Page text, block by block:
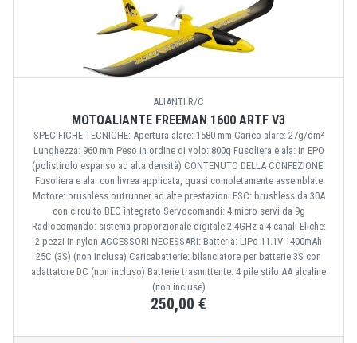
ALIANTI R/C
MOTOALIANTE FREEMAN 1600 ARTF V3
SPECIFICHE TECNICHE: Apertura alare: 1580 mm Carico alare: 27g/dm²
Lunghezza: 960 mm Peso in ordine di volo: 800g Fusoliera e ala: in EPO
(polistirolo espanso ad alta densità) CONTENUTO DELLA CONFEZIONE:
Fusoliera e ala: con livrea applicata, quasi completamente assemblate
Motore: brushless outrunner ad alte prestazioni ESC: brushless da 30A
con circuito BEC integrato Servocomandi: 4 micro servi da 9g
Radiocomando: sistema proporzionale digitale 2.4GHz a 4 canali Eliche:
2 pezzi in nylon ACCESSORI NECESSARI: Batteria: LiPo 11.1V 1400mAh
25C (3S) (non inclusa) Caricabatterie: bilanciatore per batterie 3S con
adattatore DC (non incluso) Batterie trasmittente: 4 pile stilo AA alcaline
(non incluse)
250,00 €